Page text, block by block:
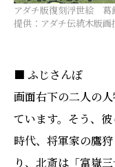
アダチ版復刻浮世絵
提供：アダチ伝統木版画
■ ふじさんぽ
画面右下の二人の
ています。そう、
時代、将軍家の鷹
り、北斎は「富嶽